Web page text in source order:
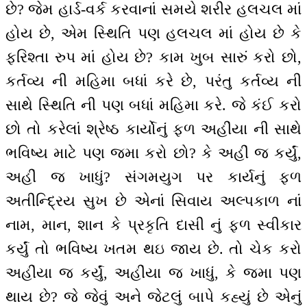
છે? જેમ હાર્ડ-વર્ક કરવાનાં સમયે શરીર હલચલ માં
હોય છે, એમ સ્થિતિ પણ હલચલ માં હોય છે કે
ફરિશ્તા રુપ માં હોય છે? કામ ખુબ સારું કરો છો,
કર્તવ્ય ની મહિમા બધાં કરે છે, પરંતુ કર્તવ્ય ની
સાથે સ્થિતિ ની પણ બધાં મહિમા કરે. જે કંઈ કરો
છો તો કરેલાં શ્રેષ્ઠ કાર્યોનું ફળ અહીંયા ની સાથે
ભવિષ્ય માટે પણ જમા કરો છો? કે અહીં જ કર્યું,
અહીં જ ખાધું? સંગમયુગ પર કાર્યનું ફળ
અતીન્દ્રિય સુખ છે એનાં સિવાય અલ્પકાળ નાં
નામ, માન, શાન કે પ્રકૃતિ દાસી નું ફળ સ્વીકાર
કર્યું તો ભવિષ્ય ખતમ થઇ જાય છે. તો ચેક કરો
અહીંયા જ કર્યું, અહીંયા જ ખાધું, કે જમા પણ
થાય છે? જે જેવું અને જેટલું બાપે કહ્યું છે એનું